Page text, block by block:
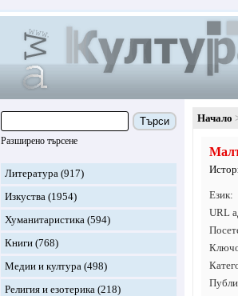
Търси
Разширено търсене
Литература (917)
Изкуства (1954)
Хуманитаристика (594)
Книги (768)
Медии и култура (498)
Религия и езотерика (218)
Начало
Език
URL